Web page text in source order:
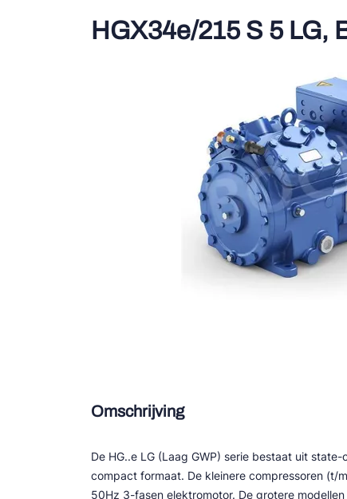
HGX34e/215 S 5 LG,
Omschrijving
De HG..e LG (Laag GWP) serie bestaat uit
compact formaat. De kleinere compressoren
50Hz 3-fasen elektromotor. De grotere